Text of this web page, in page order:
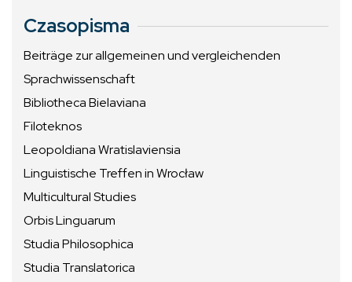
Czasopisma
Beiträge zur allgemeinen und vergleichenden
Sprachwissenschaft
Bibliotheca Bielaviana
Filoteknos
Leopoldiana Wratislaviensia
Linguistische Treffen in Wrocław
Multicultural Studies
Orbis Linguarum
Studia Philosophica
Studia Translatorica